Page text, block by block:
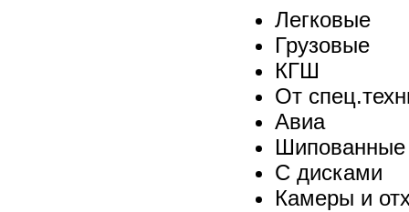
Легковые
Грузовые
КГШ
От
Авиа
Шипованные
С дисками
Камеры и